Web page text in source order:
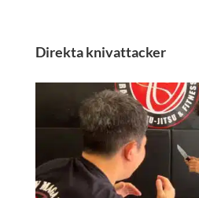
Direkta knivattacker